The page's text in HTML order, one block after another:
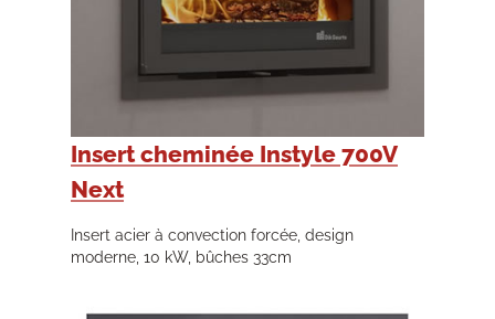
Insert cheminée Instyle 700V
Next
Insert acier à convection forcée, design
moderne, 10 kW, bûches 33cm